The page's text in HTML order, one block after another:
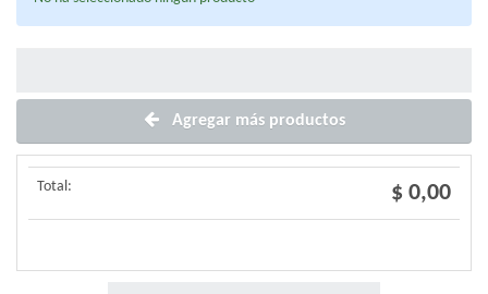
Agregar más productos
Total: $ 0,00